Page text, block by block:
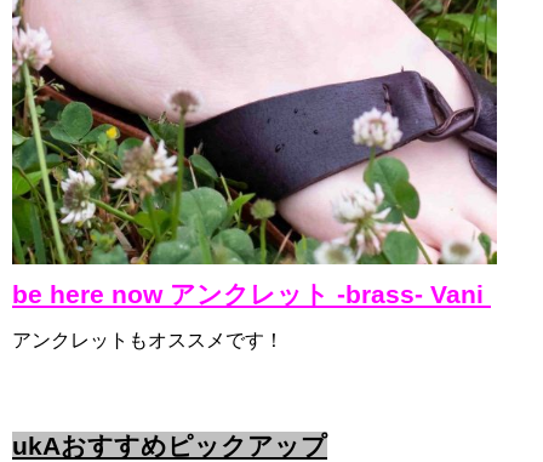
be here now アンクレット -brass- Vani
アンクレットもオススメです！
ukAおすすめピックアップ